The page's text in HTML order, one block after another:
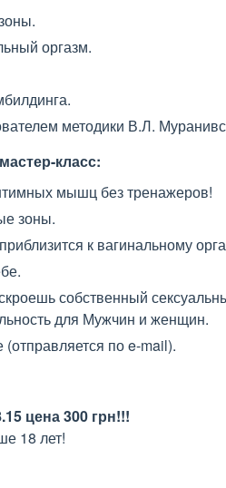
оргазм.
методики В.Л.
класс:
мышц без тренажеров!
зоны.
к вагинальному
собственный
для Мужчин и женщин.
по e-mail).
цена 300 грн!!!
18 лет!